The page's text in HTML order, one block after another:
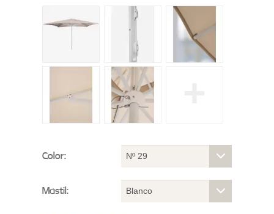
Color: Nº 29
Mastil: Blanco